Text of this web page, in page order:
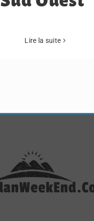
Lire la suite